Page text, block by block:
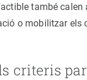
també
o mobilitzar els
criteris